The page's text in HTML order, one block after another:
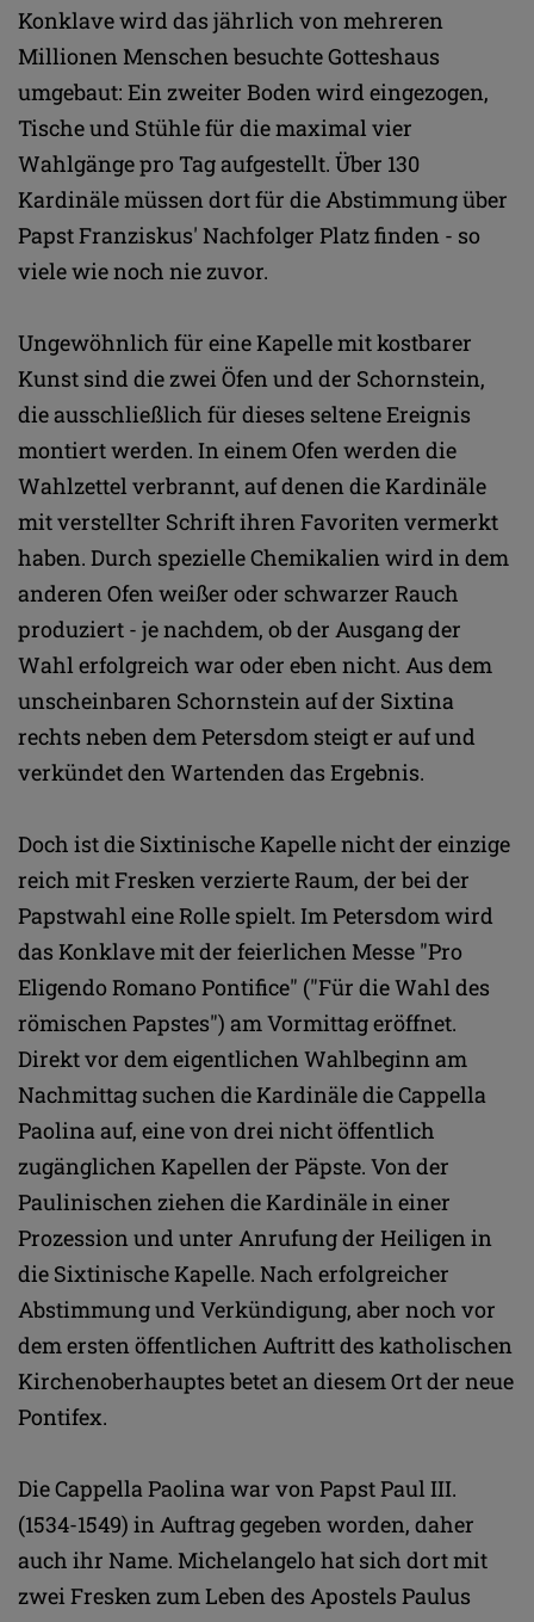
Konklave wird das jährlich von mehreren
Millionen Menschen besuchte Gotteshaus
umgebaut: Ein zweiter Boden wird eingezogen,
Tische und Stühle für die maximal vier
Wahlgänge pro Tag aufgestellt. Über 130
Kardinäle müssen dort für die Abstimmung über
Papst Franziskus' Nachfolger Platz finden - so
viele wie noch nie zuvor.
Ungewöhnlich für eine Kapelle mit kostbarer
Kunst sind die zwei Öfen und der Schornstein,
die ausschließlich für dieses seltene Ereignis
montiert werden. In einem Ofen werden die
Wahlzettel verbrannt, auf denen die Kardinäle
mit verstellter Schrift ihren Favoriten vermerkt
haben. Durch spezielle Chemikalien wird in dem
anderen Ofen weißer oder schwarzer Rauch
produziert - je nachdem, ob der Ausgang der
Wahl erfolgreich war oder eben nicht. Aus dem
unscheinbaren Schornstein auf der Sixtina
rechts neben dem Petersdom steigt er auf und
verkündet den Wartenden das Ergebnis.
Doch ist die Sixtinische Kapelle nicht der einzige
reich mit Fresken verzierte Raum, der bei der
Papstwahl eine Rolle spielt. Im Petersdom wird
das Konklave mit der feierlichen Messe "Pro
Eligendo Romano Pontifice" ("Für die Wahl des
römischen Papstes") am Vormittag eröffnet.
Direkt vor dem eigentlichen Wahlbeginn am
Nachmittag suchen die Kardinäle die Cappella
Paolina auf, eine von drei nicht öffentlich
zugänglichen Kapellen der Päpste. Von der
Paulinischen ziehen die Kardinäle in einer
Prozession und unter Anrufung der Heiligen in
die Sixtinische Kapelle. Nach erfolgreicher
Abstimmung und Verkündigung, aber noch vor
dem ersten öffentlichen Auftritt des katholischen
Kirchenoberhauptes betet an diesem Ort der neue
Pontifex.
Die Cappella Paolina war von Papst Paul III.
(1534-1549) in Auftrag gegeben worden, daher
auch ihr Name. Michelangelo hat sich dort mit
zwei Fresken zum Leben des Apostels Paulus